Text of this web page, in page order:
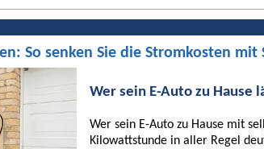
So senken Sie die Stromkosten
Wer sein E-Auto zu Hause
Wer sein E-Auto zu Hause mit
Kilowattstunde in aller Regel